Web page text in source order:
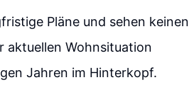
Pläne und sehen keinen
aktuellen Wohnsituation
Jahren im Hinterkopf.